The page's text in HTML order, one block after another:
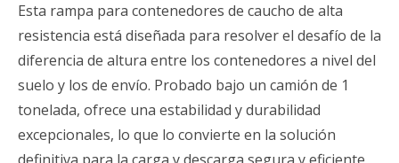
Esta rampa para contenedores de caucho de alta
resistencia está diseñada para resolver el desafío de la
diferencia de altura entre los contenedores a nivel del
suelo y los de envío. Probado bajo un camión de 1
tonelada, ofrece una estabilidad y durabilidad
excepcionales, lo que lo convierte en la solución